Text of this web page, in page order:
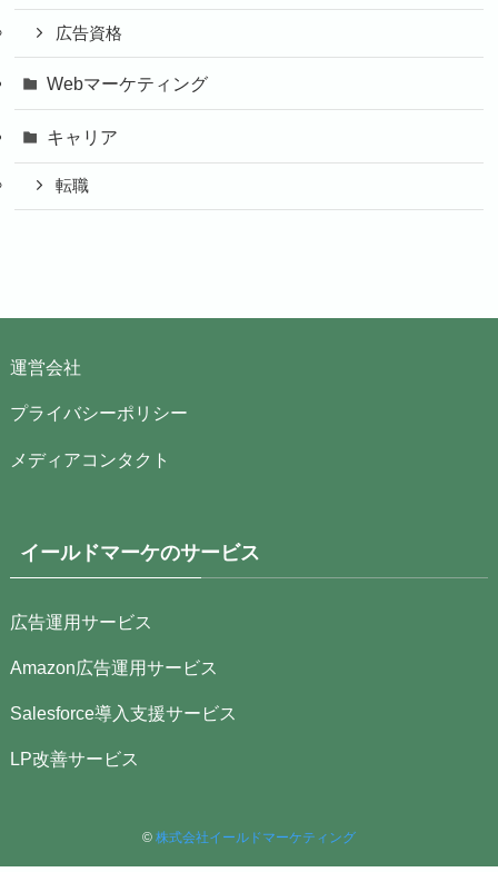
広告資格
Webマーケティング
キャリア
転職
運営会社
プライバシーポリシー
メディアコンタクト
イールドマーケのサービス
広告運用サービス
Amazon広告運用サービス
Salesforce導入支援サービス
LP改善サービス
© 株式会社イールドマーケティング